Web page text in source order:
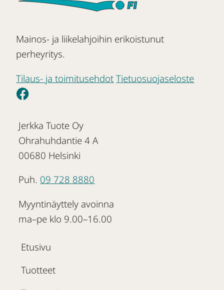
Mainos- ja liikelahjoihin erikoistunut
perheyritys.
Tilaus- ja toimitusehdot Tietuosuojaseloste
Jerkka Tuote Oy
Ohrahuhdantie 4 A
00680 Helsinki
Puh. 09 728 8880
Myyntinäyttely avoinna
ma–pe klo 9.00–16.00
Etusivu
Tuotteet